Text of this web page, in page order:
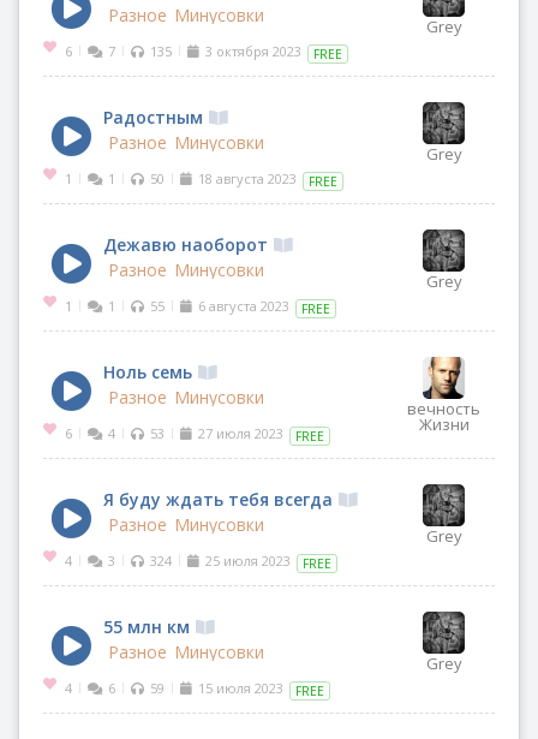
Grey
Разное Минусовки
6 | 7 | 135 | 3 октября 2023 FREE
Grey
Радостным
Разное Минусовки
1 | 1 | 50 | 18 августа 2023 FREE
Grey
Дежавю наоборот
Разное Минусовки
1 | 1 | 55 | 6 августа 2023 FREE
вечность
Жизни
Ноль семь
Разное Минусовки
6 | 4 | 53 | 27 июля 2023 FREE
Grey
Я буду ждать тебя всегда
Разное Минусовки
4 | 3 | 324 | 25 июля 2023 FREE
Grey
55 млн км
Разное Минусовки
4 | 6 | 59 | 15 июля 2023 FREE